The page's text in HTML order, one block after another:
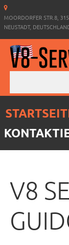
MOORDORFER STR.8,
NEUSTADT,
V8